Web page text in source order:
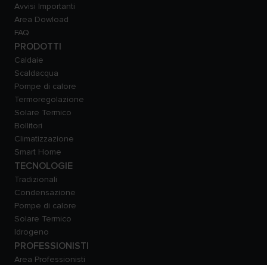
Avvisi Importanti
Area Dowload
FAQ
PRODOTTI
Caldaie
Scaldacqua
Pompe di calore
Termoregolazione
Solare Termico
Bollitori
Climatizzazione
Smart Home
TECNOLOGIE
Tradizionali
Condensazione
Pompe di calore
Solare Termico
Idrogeno
PROFESSIONISTI
Area Professionisti